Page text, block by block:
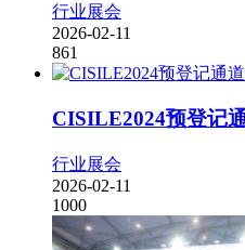
行业展会
2026-02-11
861
CISILE2024预登记
行业展会
2026-02-11
1000